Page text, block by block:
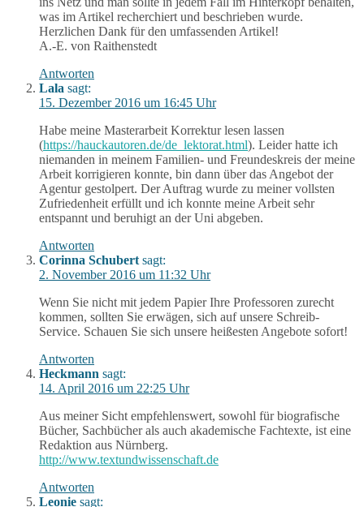
was im Artikel recherchiert und beschrieben wurde.
Herzlichen Dank für den umfassenden Artikel!
A.-E. von Raithenstedt
Antworten
Lala sagt:
15. Dezember 2016 um 16:45 Uhr
Habe meine Masterarbeit Korrektur lesen lassen
(https://hauckautoren.de/de_lektorat.html). Leider hatte ich
niemanden in meinem Familien- und Freundeskreis der meine
Arbeit korrigieren konnte, bin dann über das Angebot der
Agentur gestolpert. Der Auftrag wurde zu meiner vollsten
Zufriedenheit erfüllt und ich konnte meine Arbeit sehr
entspannt und beruhigt an der Uni abgeben.
Antworten
Corinna Schubert sagt:
2. November 2016 um 11:32 Uhr
Wenn Sie nicht mit jedem Papier Ihre Professoren zurecht
kommen, sollten Sie erwägen, sich auf unsere Schreib-
Service. Schauen Sie sich unsere heißesten Angebote sofort!
Antworten
Heckmann sagt:
14. April 2016 um 22:25 Uhr
Aus meiner Sicht empfehlenswert, sowohl für biografische
Bücher, Sachbücher als auch akademische Fachtexte, ist eine
Redaktion aus Nürnberg.
http://www.textundwissenschaft.de
Antworten
Leonie sagt: